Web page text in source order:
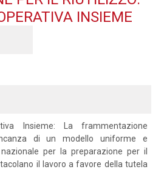
INSIEME
Insieme: La frammentazione
di un modello uniforme e
per la preparazione per il
il lavoro a favore della tutela